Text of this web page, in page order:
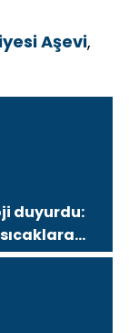
Aşevi,
duyurdu:
rüzgar